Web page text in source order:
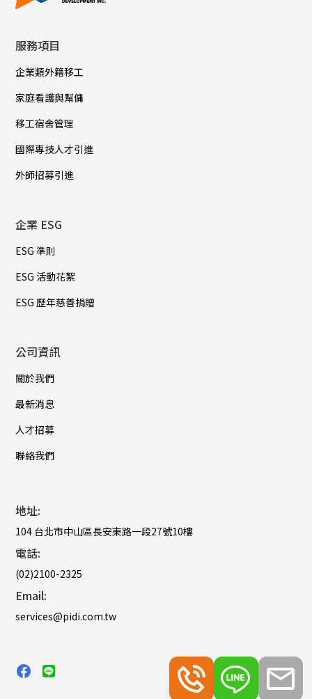
服務項目
企業類外籍移工
家庭看護與幫傭
移工宿舍管理
國際專技人才引進
外師招募引進
企業 ESG
ESG 準則
ESG 活動花絮
ESG 歷年慈善捐贈
公司資訊
關於我們
最新消息
人才招募
聯絡我們
地址:
104 台北市中山區長安東路一段27號10樓
電話:
(02)2100-2325
Email:
services@pidi.com.tw